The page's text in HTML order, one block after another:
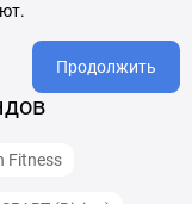
Продолжить
Fitness